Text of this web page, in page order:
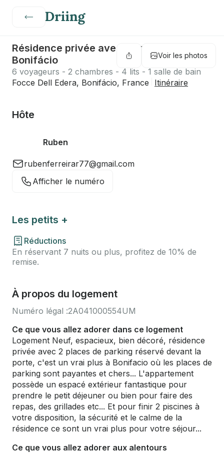
Voir les photos
Résidence privée avec piscine à
Bonifácio
6 voyageurs - 2 chambres - 4 lits - 1 salle de bain
Focce Dell Edera, Bonifácio, France
Itinéraire
Hôte
Ruben
rubenferreirar77@gmail.com
Afficher le numéro
Les petits +
Réductions
En réservant 7 nuits ou plus, profitez de 10% de
remise.
À propos du logement
Numéro légal :2A041000554UM
Ce que vous allez adorer dans ce logement
Logement Neuf, espacieux, bien décoré, résidence
privée avec 2 places de parking réservé devant la
porte, c'est un vrai plus à Bonifacio où les places de
parking sont payantes et chers... L'appartement
possède un espacé extérieur fantastique pour
prendre le petit déjeuner ou bien pour faire des
repas, des grillades etc... Et pour finir 2 piscines à
votre disposition, la sécurité et le calme de la
résidence ce sont un vrai plus pour votre séjour...
Ce que vous allez adorer aux alentours